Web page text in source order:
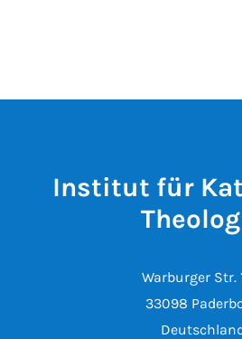
Institut für
Warburger Str.
33098